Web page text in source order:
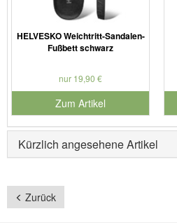
HELVESKO Weichtritt-Sandalen-
Fußbett schwarz
nur 19,90 €
Zum Artikel
Kürzlich angesehene Artikel
Zurück